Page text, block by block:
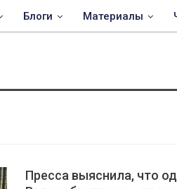
Блоги Материалы
Пресса выяснила, что